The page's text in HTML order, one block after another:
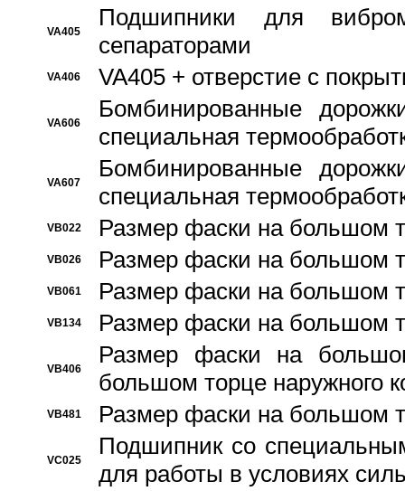
VA405
Подшипники для
сепараторами
VA406 VA405 + отверстие с
VA606
Бомбинированные
специальная
VA607
Бомбинированные
специальная
VB022 Размер фаски на большом
VB026 Размер фаски на большом
VB061 Размер фаски на большом
VB134 Размер фаски на большом
VB406
Размер фаски на
большом торце наружного
VB481 Размер фаски на большом
VC025
Подшипник со
для работы в условиях